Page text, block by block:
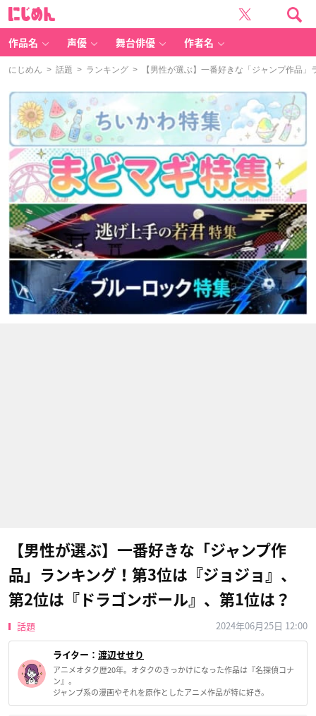
作品名 声優 舞台俳優 作者名
にじめん > 話題 > ランキング > 【男性が選ぶ】一番好きな「ジャンプ作品」
【男性が選ぶ】一番好きな「ジャンプ作
品」ランキング！第3位は『ジョジョ』、
第2位は『ドラゴンボール』、第1位は？
話題 2024年06月25日 12:00
ライター： 渡辺せせり
アニメオタク歴20年。オタクのきっかけになった作品は『名探偵コナ
ン』。
ジャンプ系の漫画やそれを原作としたアニメ作品が特に好き。